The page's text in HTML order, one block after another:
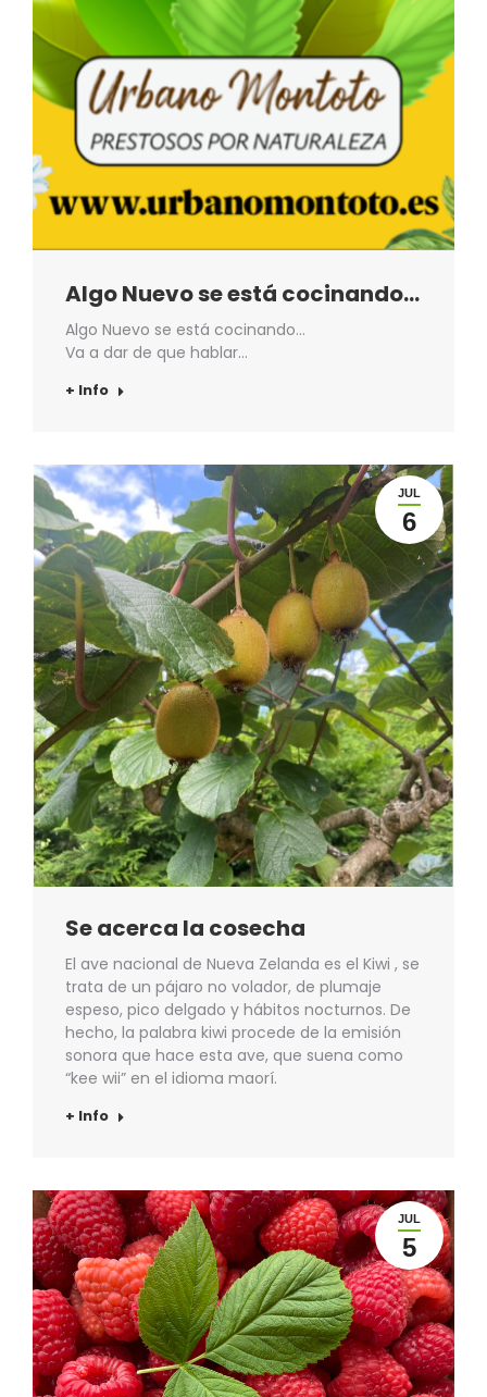
Algo Nuevo se está cocinando…
Algo Nuevo se está cocinando…
Va a dar de que hablar…
+ Info
JUL
6
Se acerca la cosecha
El ave nacional de Nueva Zelanda es el Kiwi , se
trata de un pájaro no volador, de plumaje
espeso, pico delgado y hábitos nocturnos. De
hecho, la palabra kiwi procede de la emisión
sonora que hace esta ave, que suena como
“kee wii” en el idioma maorí.
+ Info
JUL
5